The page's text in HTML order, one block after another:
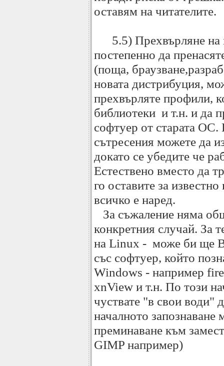
оставям на читателите.
5.5) Прехвърляне на
постепенно да
(поща,
новата дистрибуция,
прехвърляте профили,
библиотеки и т.н. и да
софтуер от старата ОС.
сътресения можете да
докато се убедите че
Естествено вместо да
го оставите за
всичко е наред.
За съжаление няма
конкретния случай. За
на Linux - може би ще
със софтуер, който
Windows - например
xnView и т.н. По този
чуствате "в свои води"
началното запознаване
преминаване към
GIMP например)